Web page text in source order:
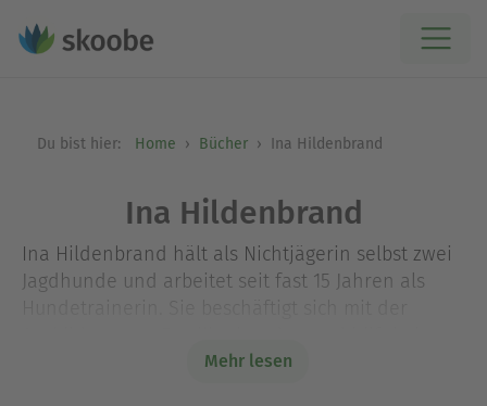
Du bist hier: Home Bücher Ina Hildenbrand
Ina Hildenbrand
Ina Hildenbrand hält als Nichtjägerin selbst zwei
Jagdhunde und arbeitet seit fast 15 Jahren als
Verhaltensproblemen, so auch bei der Korrektur
Mehr lesen